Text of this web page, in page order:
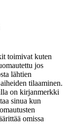
toimivat kuten
jos
lähtien
tilaaminen.
on kirjanmerkki
sinua kun
omissa